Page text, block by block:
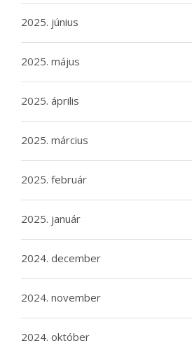
2025. június
2025. május
2025. április
2025. március
2025. február
2025. január
2024. december
2024. november
2024. október